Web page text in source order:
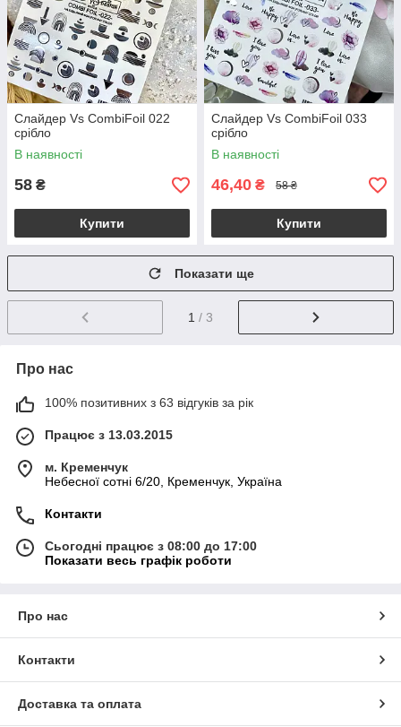
Слайдер Vs CombiFoil 022
срібло
В наявності
58 ₴
Купити
Слайдер Vs CombiFoil 033
срібло
В наявності
46,40 ₴ 58 ₴
Купити
Показати ще
1 / 3
Про нас
100% позитивних з 63 відгуків за рік
Працює з 13.03.2015
м. Кременчук
Небесної сотні 6/20, Кременчук, Україна
Контакти
Сьогодні працює з 08:00 до 17:00
Показати весь графік роботи
Про нас
Контакти
Доставка та оплата